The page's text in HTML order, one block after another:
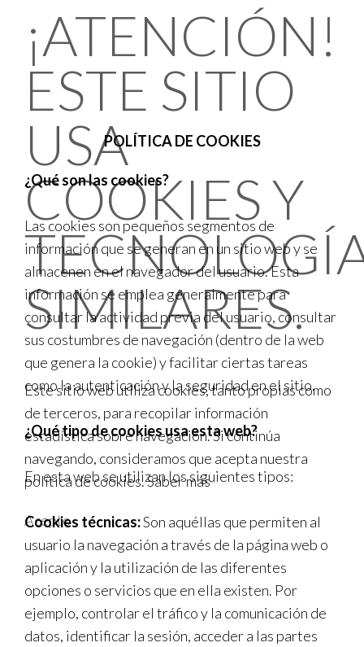
¡ATENCIÓN!
ESTE SITIO
USA
COOKIES Y
SIMILARES.
Este sitio web utiliza cookies, tanto propias como
de terceros, para recopilar información
estadística sobre navegación. Si continúa
navegando, consideramos que acepta nuestra
política de cookies.Saber más
Acepto
POLÍTICA DE COOKIES
¿Qué son las cookies?
Las cookies son pequeños segmentos de
información que se generan en un sitio web y se
almacenen en el navegador del usuario. Esta
información se emplea generalmente para
consultar la actividad previa del usuario, consultar
sus costumbres de navegación (dentro de la web
que genera la cookie) y facilitar ciertas tareas
como la autenticación y la seguridad en el sitio.
¿Qué tipo de cookies usa esta web?
En esta web se utilizan los siguientes tipos:
Cookies técnicas:Son aquéllas que permiten al
usuario la navegación a través de la página web o
aplicación y la utilización de las diferentes
opciones o servicios que en ella existen. Por
ejemplo, controlar el tráfico y la comunicación de
datos, identificar la sesión, acceder a las partes